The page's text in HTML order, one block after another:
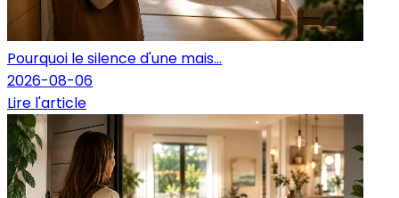
Pourquoi le silence d'une mais...
2026-08-06
Lire l'article